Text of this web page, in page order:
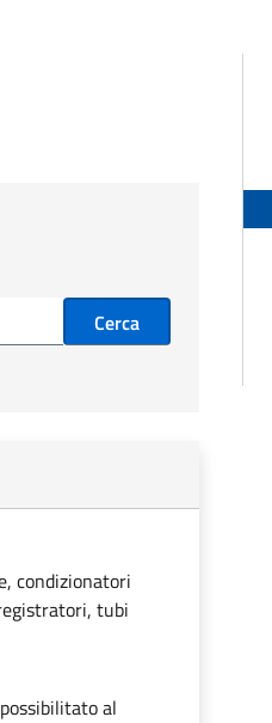
Cerca
condizionatori
tubi
al